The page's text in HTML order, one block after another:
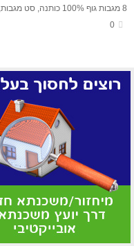
8 מגבות גוף 100% כותנה
סט מגבות
0